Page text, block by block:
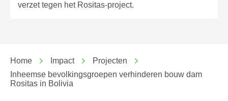
verzet tegen het Rositas-project.
Home Impact
Projecten
Inheemse bevolkingsgroepen verhinderen bouw dam
Rositas in Bolivia